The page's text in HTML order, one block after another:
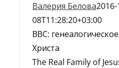
Валерия Белова2016-
08T11:28:20+03:00
BBC:
Христа
The Real Family of